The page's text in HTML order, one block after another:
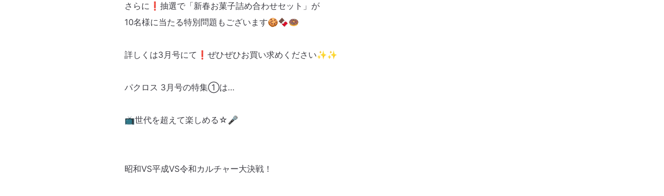
さらに❗️抽選で「新春お菓子詰め合わせセット」が
10名様に当たる特別問題もございます🍪🍫🍩
詳しくは3月号にて❗️ぜひぜひお買い求めください✨✨
パクロス 3月号の特集①は…
📺世代を超えて楽しめる☆🎤
昭和VS平成VS令和カルチャー大決戦！